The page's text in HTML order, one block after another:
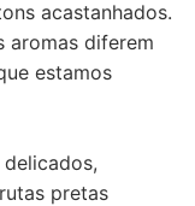
acastanhados.
aromas diferem
estamos
pretas